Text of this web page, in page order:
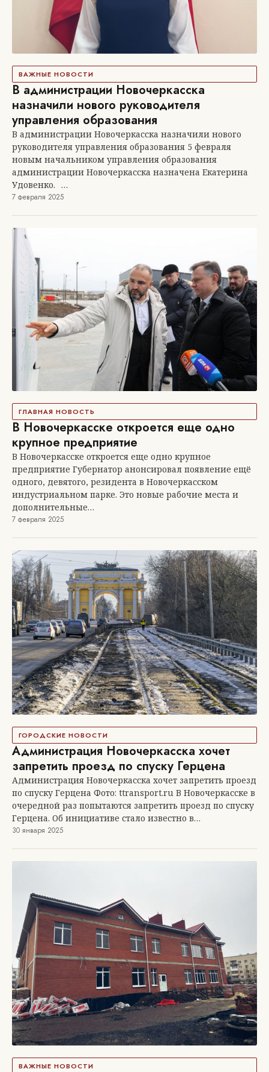
ВАЖНЫЕ НОВОСТИ
В администрации Новочеркасска
назначили нового руководителя
управления образования
В администрации Новочеркасска назначили нового
руководителя управления образования 5 февраля
новым начальником управления образования
администрации Новочеркасска назначена Екатерина
Удовенко.⠀…
7 февраля 2025
ГЛАВНАЯ НОВОСТЬ
В Новочеркасске откроется еще одно
крупное предприятие
В Новочеркасске откроется еще одно крупное
предприятие Губернатор анонсировал появление ещё
одного, девятого, резидента в Новочеркасском
индустриальном парке. Это новые рабочие места и
дополнительные…
7 февраля 2025
ГОРОДСКИЕ НОВОСТИ
Администрация Новочеркасска хочет
запретить проезд по спуску Герцена
Администрация Новочеркасска хочет запретить проезд
по спуску Герцена Фото: ttransport.ru В Новочеркасске в
очередной раз попытаются запретить проезд по спуску
Герцена. Об инициативе стало известно в…
30 января 2025
ВАЖНЫЕ НОВОСТИ